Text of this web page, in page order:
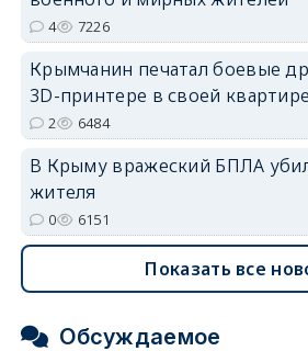
4 7226
Крымчанин печатал боевые
3D-принтере в своей квартире
2 6484
В Крыму вражеский БПЛА
жителя
0 6151
Показать все
Обсуждаемое